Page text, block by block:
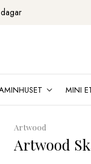
MINI
Artwood
Artwood